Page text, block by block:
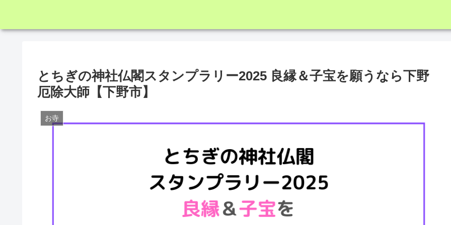
とちぎの神社仏閣スタンプラリー2025 良縁＆子宝を願うなら下野
厄除大師【下野市】
お寺